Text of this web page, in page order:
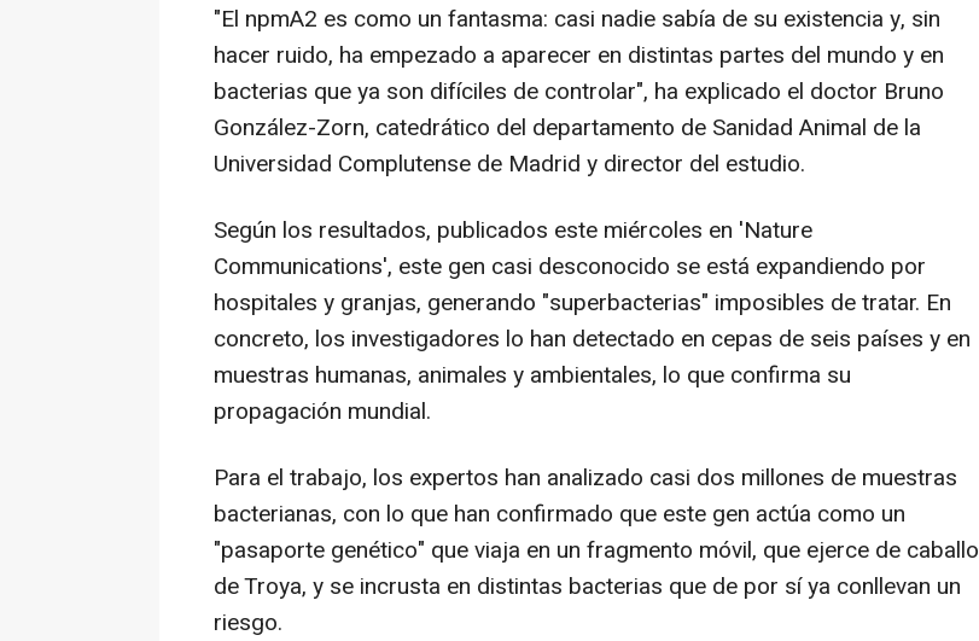
"El npmA2 es como un fantasma: casi nadie sabía de su existencia y, sin
hacer ruido, ha empezado a aparecer en distintas partes del mundo y en
bacterias que ya son difíciles de controlar", ha explicado el doctor Bruno
González-Zorn, catedrático del departamento de Sanidad Animal de la
Universidad Complutense de Madrid y director del estudio.
Según los resultados, publicados este miércoles en 'Nature
Communications', este gen casi desconocido se está expandiendo por
hospitales y granjas, generando "superbacterias" imposibles de tratar. En
concreto, los investigadores lo han detectado en cepas de seis países y en
muestras humanas, animales y ambientales, lo que confirma su
propagación mundial.
Para el trabajo, los expertos han analizado casi dos millones de muestras
bacterianas, con lo que han confirmado que este gen actúa como un
"pasaporte genético" que viaja en un fragmento móvil, que ejerce de caballo
de Troya, y se incrusta en distintas bacterias que de por sí ya conllevan un
riesgo.